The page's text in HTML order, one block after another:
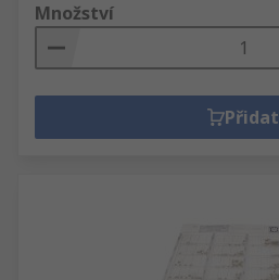
Množství
Přidat